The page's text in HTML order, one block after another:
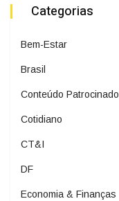
Categorias
Bem-Estar
Brasil
Conteúdo Patrocinado
Cotidiano
CT&I
DF
Economia & Finanças